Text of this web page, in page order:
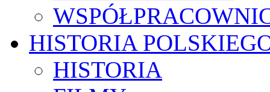
HISTORIA
HISTORIA